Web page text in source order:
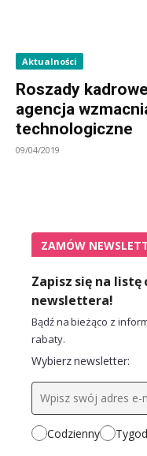
Aktualności
Roszady
agencja
technologiczne
09/04/2019
ZAMÓW
Zapisz się na
newslettera!
Bądź na bieżąco z
rabaty.
Wybierz newsletter:
Codzienny